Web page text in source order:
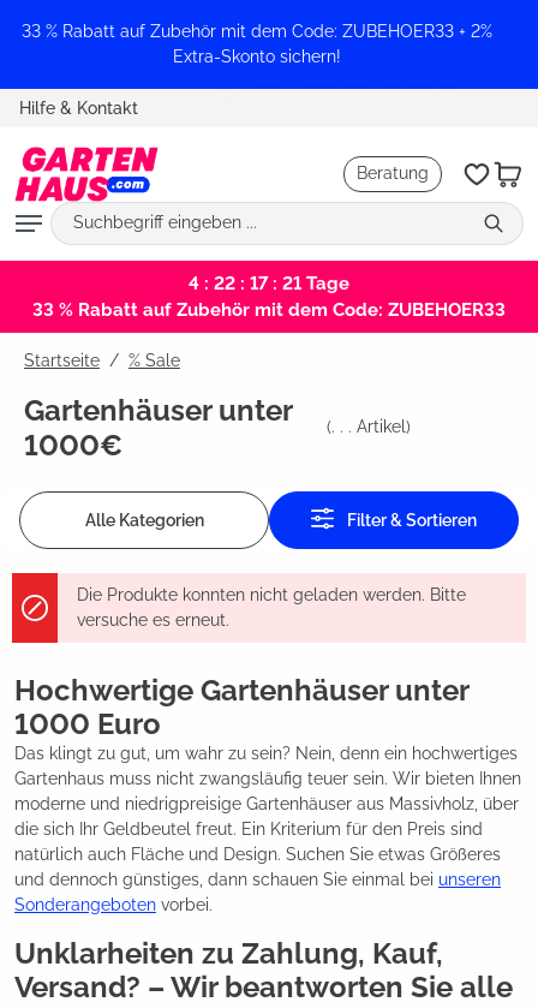
springen
33 % Rabatt auf Zubehör mit dem Code: ZUBEHOER33 + 2%
Extra-Skonto sichern!
Hilfe & Kontakt
Beratung
4 : 22 : 17 : 21 Tage
33 % Rabatt auf Zubehör mit dem Code: ZUBEHOER33
Startseite % Sale
Gartenhäuser unter
1000€
(. . . Artikel)
Alle Kategorien Filter & Sortieren
Die Produkte konnten nicht geladen werden. Bitte
versuche es erneut.
Hochwertige Gartenhäuser unter
1000 Euro
Das klingt zu gut, um wahr zu sein? Nein, denn ein hochwertiges
Gartenhaus muss nicht zwangsläufig teuer sein. Wir bieten Ihnen
moderne und niedrigpreisige Gartenhäuser aus Massivholz, über
die sich Ihr Geldbeutel freut. Ein Kriterium für den Preis sind
natürlich auch Fläche und Design. Suchen Sie etwas Größeres
und dennoch günstiges, dann schauen Sie einmal bei unseren
Sonderangeboten vorbei.
Unklarheiten zu Zahlung, Kauf,
Versand? – Wir beantworten Sie alle